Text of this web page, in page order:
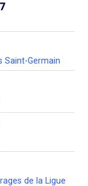
Saint-Germain
de la Ligue